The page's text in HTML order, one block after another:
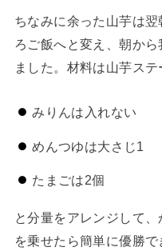
ちなみに余った山芋は
ろご飯へと変え、朝か
ました。材料は山芋ス
みりんは入れない
めんつゆは大さじ1
たまごは2個
と分量をアレンジして
を乗せたら簡単に優勝で